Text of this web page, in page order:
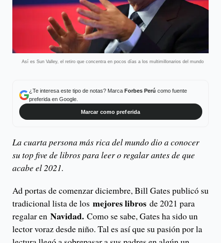
Así es Sun Valley, el retiro que concentra en pocos días a los multimillonarios del mundo
¿Te interesa este tipo de notas? Marca Forbes Perú como fuente
preferida en Google.
Marcar como preferida
La cuarta persona más rica del mundo dio a conocer
su top five de libros para leer o regalar antes de que
acabe el 2021.
Ad portas de comenzar diciembre, Bill Gates publicó su
tradicional lista de los mejores libros de 2021 para
regalar en Navidad. Como se sabe, Gates ha sido un
lector voraz desde niño. Tal es así que su pasión por la